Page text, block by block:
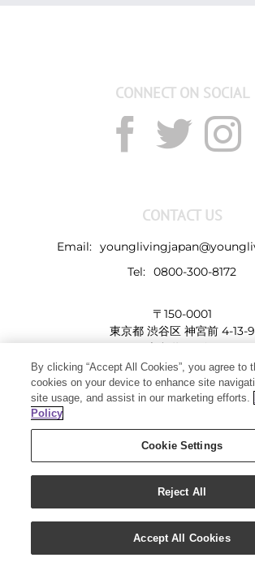
CONNECT ON SOCIAL
CONTACT US
Email:
Tel: 0800-300-8172
〒150-0001
東京都 渋谷区 神宮前 4-13-9
表参道LHビル
Copyright 2019 - Young Living Essential Oils |
FacebookTwitterInstagram
By clicking “Accept All Cookies”, you agree to
cookies on your device to enhance site
site usage, and assist in our marketing efforts.
Policy
Cookie Settings
Reject All
Accept All Cookies